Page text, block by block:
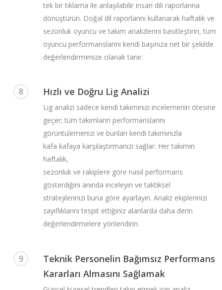
tek bir tıklama ile anlaşılabilir insan dili raporlarına
dönüştürün. Doğal dil raporlarını kullanarak haftalık ve
sezonluk oyuncu ve takım analizlerini basitleştirin, tüm
oyuncu performanslarını kendi başınıza net bir şekilde
değerlendirmenize olanak tanır.
8 Hızlı ve Doğru Lig Analizi
Lig analizi sadece kendi takımınızı incelemenin ötesine
geçer; tüm takımların performanslarını
görüntülemenizi ve bunları kendi takımınızla
kafa kafaya karşılaştırmanızı sağlar. Her takımın
haftalık,
sezonluk ve rakiplere göre nasıl performans
gösterdiğini anında inceleyin ve taktiksel
stratejilerinizi buna göre ayarlayın. Analiz ekiplerinizi
zayıflıklarını tespit ettiğiniz alanlarda daha derin
değerlendirmelere yönlendirin.
9
Teknik Personelin Bağımsız Performans
Kararları Almasını Sağlamak